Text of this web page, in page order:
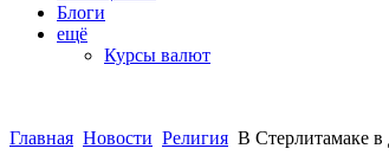
Блоги
ещё
Курсы валют
Главная Новости Религия В Стерлитамаке в